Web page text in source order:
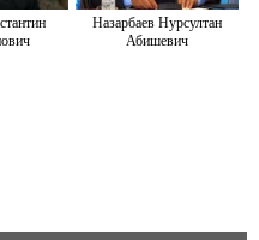
Назарбаев Нурсултан
Абишевич